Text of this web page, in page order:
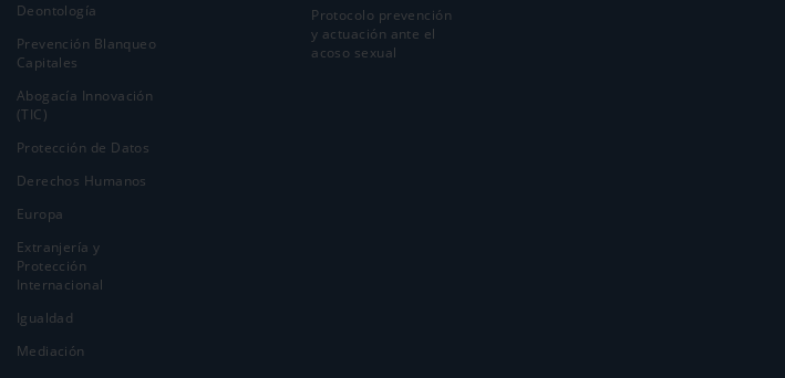
Deontología
Prevención Blanqueo
Capitales
Abogacía Innovación
(TIC)
Protección de Datos
Derechos Humanos
Europa
Extranjería y
Protección
Internacional
Igualdad
Mediación
Protocolo prevención
y actuación ante el
acoso sexual